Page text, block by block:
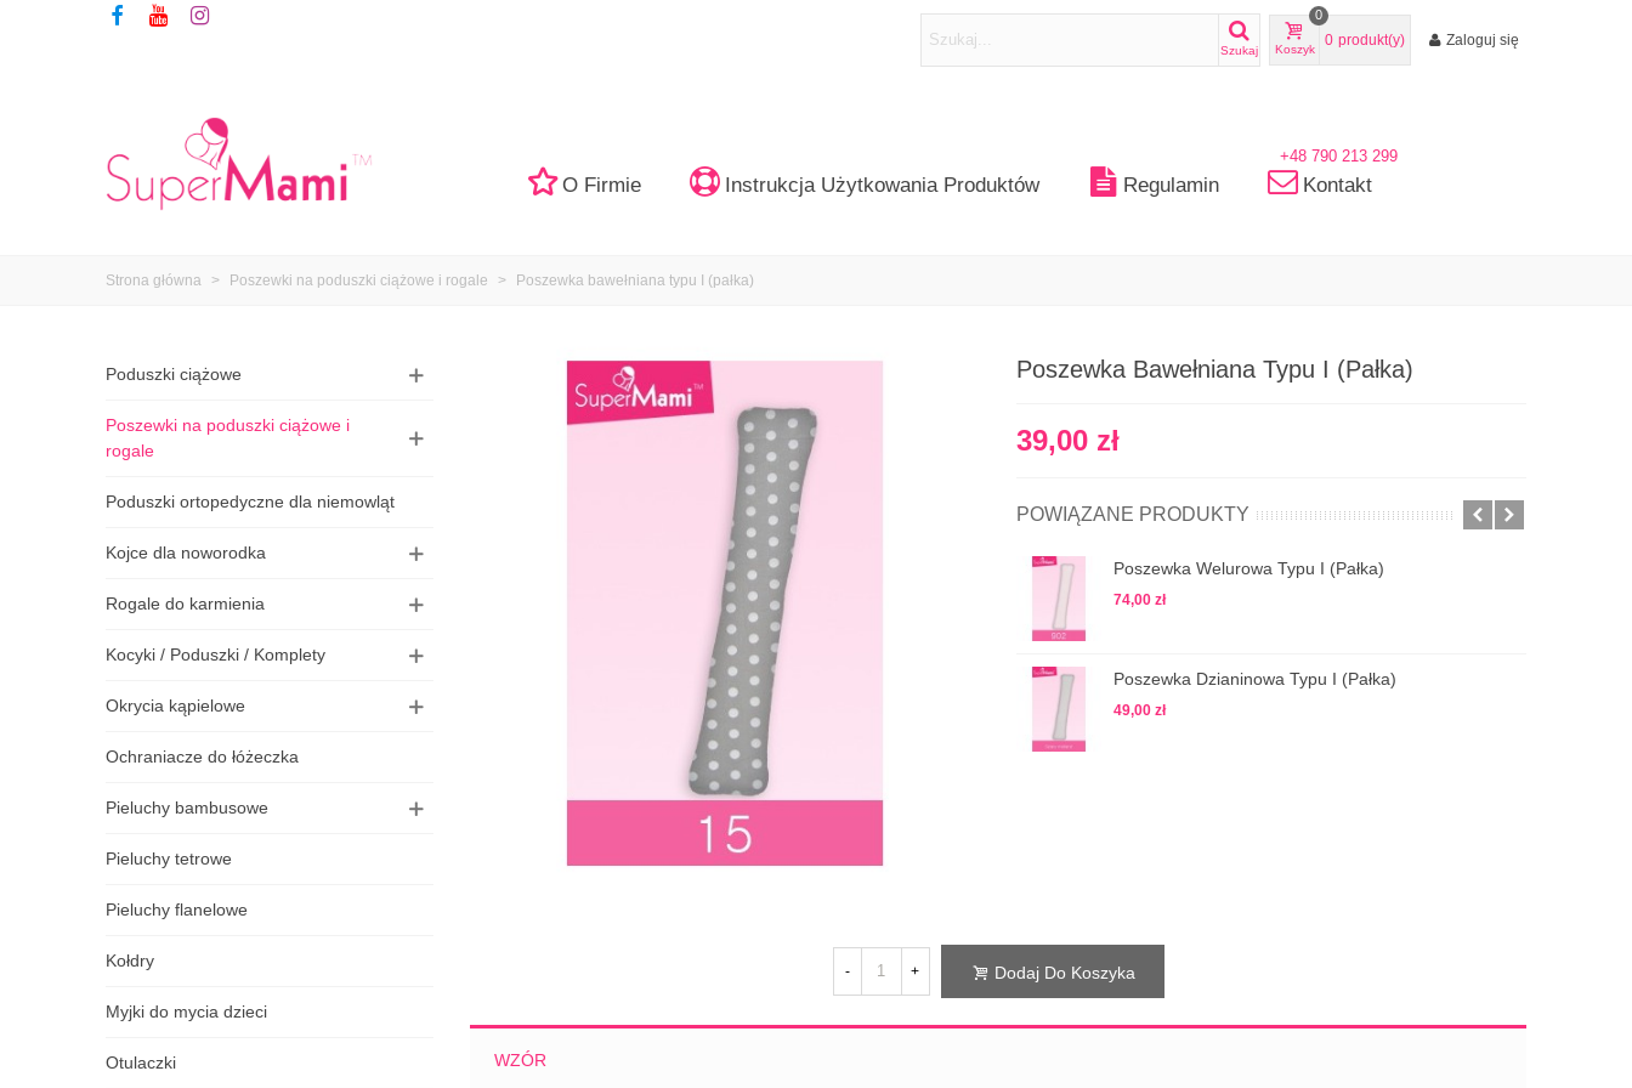
Szukaj Koszyk
0
0 produkt(y) Zaloguj się
O Firmie Instrukcja Użytkowania Produktów Regulamin Kontakt
+48 790 213 299
Strona główna > Poszewki na poduszki ciążowe i rogale > Poszewka bawełniana typu I (pałka)
Poduszki ciążowe
Poszewki na poduszki ciążowe i
rogale
Poduszki ortopedyczne dla niemowląt
Kojce dla noworodka
Rogale do karmienia
Kocyki / Poduszki / Komplety
Okrycia kąpielowe
Ochraniacze do łóżeczka
Pieluchy bambusowe
Pieluchy tetrowe
Pieluchy flanelowe
Kołdry
Myjki do mycia dzieci
Otulaczki
Poszewka Bawełniana Typu I (pałka)
39,00 zł
POWIĄZANE PRODUKTY
Poszewka Welurowa Typu I (pałka)
74,00 zł
49,00 zł
Poszewka Welurowa Typu I (pałka)
Poszewka Dzianinowa Typu I (pałka)
Poszewka Welurowa Typu I (pałka)
74,00 zł
Poszewka Dzianinowa Typu I (pałka)
49,00 zł
- + Dodaj Do Koszyka
WZÓR